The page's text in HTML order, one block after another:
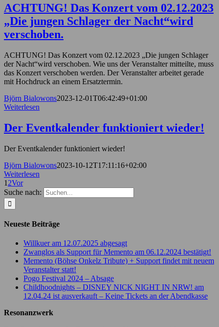
ACHTUNG! Das Konzert vom 02.12.2023
„Die jungen Schlager der Nacht“wird
verschoben.
ACHTUNG! Das Konzert vom 02.12.2023 „Die jungen Schlager
der Nacht“wird verschoben. Wie uns der Veranstalter mitteilte, muss
das Konzert verschoben werden. Der Veranstalter arbeitet gerade
mit Hochdruck an einem Ersatztermin.
Björn Bialowons2023-12-01T06:42:49+01:00
Weiterlesen
Der Eventkalender funktioniert wieder!
Der Eventkalender funktioniert wieder!
Björn Bialowons2023-10-12T17:11:16+02:00
Weiterlesen
1 2Vor
Suche nach:
Neueste Beiträge
Willkuer am 12.07.2025 abgesagt
Zwanglos als Support für Memento am 06.12.2024 bestätigt!
Memento (Böhse Onkelz Tribute) + Support findet mit neuem
Veranstalter statt!
Pogo Festival 2024 – Absage
Childhoodnights – DISNEY NICK NIGHT IN NRW! am
12.04.24 ist ausverkauft – Keine Tickets an der Abendkasse
Resonanzwerk